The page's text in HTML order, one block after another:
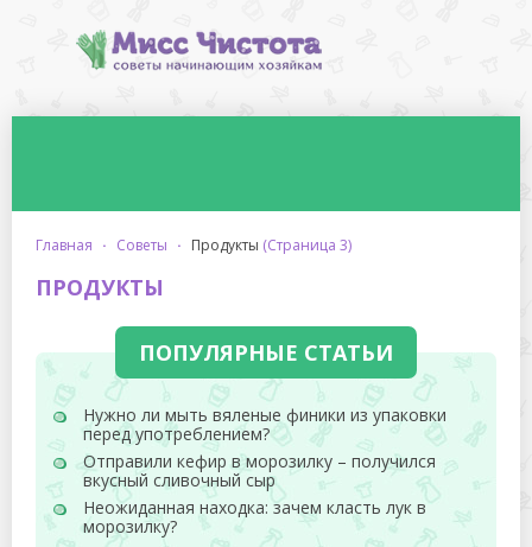
главная · советы · продукты (Страница 3)
ПРОДУКТЫ
ПОПУЛЯРНЫЕ СТАТЬИ
Нужно ли мыть вяленые финики из упаковки
перед употреблением?
Отправили кефир в морозилку – получился
вкусный сливочный сыр
Неожиданная находка: зачем класть лук в
морозилку?